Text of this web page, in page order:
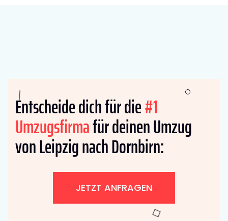
Entscheide dich für die#1
Umzugsfirmafür deinen Umzug
von Leipzig nach Dornbirn:
JETZT ANFRAGEN